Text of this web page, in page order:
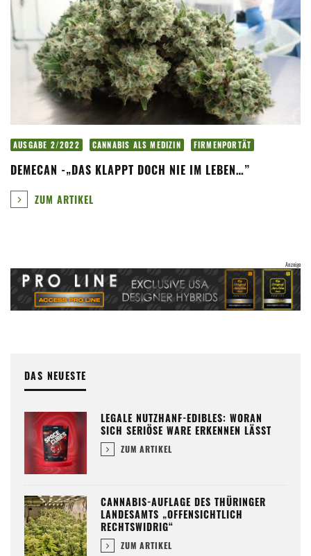
AUSGABE 2/2022 CANNABIS ALS MEDIZIN FIRMENPORTÄT
DEMECAN -„DAS KLAPPT DOCH NIE IM LEBEN…”
ZUM ARTIKEL
DAS NEUESTE
LEGALE NUTZHANF-EDIBLES: WORAN
SICH SERIÖSE WARE ERKENNEN LÄSST
ZUM ARTIKEL
CANNABIS-AUFLAGE DES THÜRINGER
LANDESAMTS „OFFENSICHTLICH
RECHTSWIDRIG“
ZUM ARTIKEL